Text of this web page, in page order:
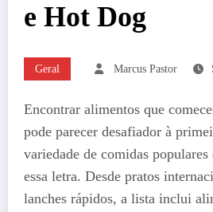
e Hot Dog
Geral Marcus Pastor
Encontrar alimentos que
pode parecer desafiador à
variedade de comidas
essa letra. Desde pratos
lanches rápidos, a lista inclui